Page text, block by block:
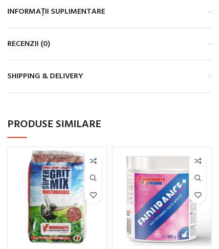
INFORMAȚII SUPLIMENTARE
RECENZII (0)
SHIPPING & DELIVERY
PRODUSE SIMILARE